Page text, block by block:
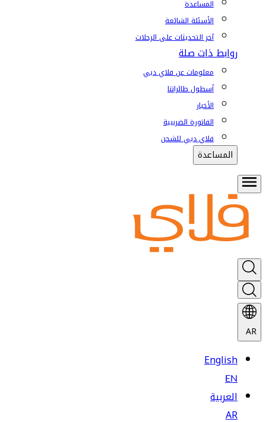
المساعدة
الأسئلة الشائعة
آخر التحديثات على الرحلات
روابط ذات صلة
معلومات عن فلاي دبي
أسطول طائراتنا
الأخبار
الفاتورة الضريبية
فلاي دبي للشحن
المساعدة
AR
English
EN
العربية
AR